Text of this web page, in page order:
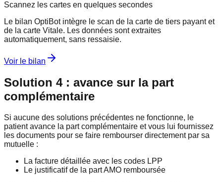
Scannez les cartes en quelques secondes
Le bilan OptiBot intègre le scan de la carte de tiers payant et
de la carte Vitale. Les données sont extraites
automatiquement, sans ressaisie.
Voir le bilan
Solution 4 : avance sur la part
complémentaire
Si aucune des solutions précédentes ne fonctionne, le
patient avance la part complémentaire et vous lui fournissez
les documents pour se faire rembourser directement par sa
mutuelle :
La facture détaillée avec les codes LPP
Le justificatif de la part AMO remboursée